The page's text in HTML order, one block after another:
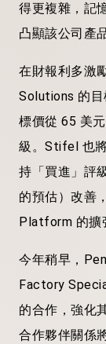
得更複雜，記
凸顯該公司產
在財報利多激
Solutions 的目
標價從 65 美
級。Stifel 也
持「買進」評
的預估）改善
Platform 的擴
今年稍早，
Factory
的合作，強化
合作夥伴關係